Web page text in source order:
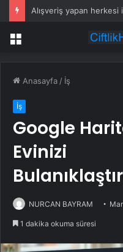
Menü
Anasayfa / İş
İş
Google
Evinizi
NURCAN BAYRAM
1 dakika okuma süresi